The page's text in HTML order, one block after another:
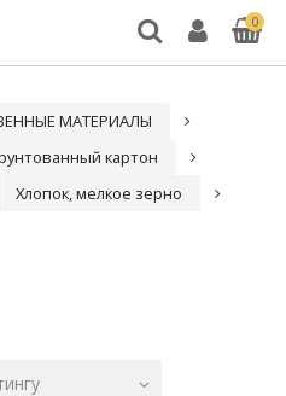
0
МАТЕРИАЛЫ
картон
Хлопок, мелкое зерно